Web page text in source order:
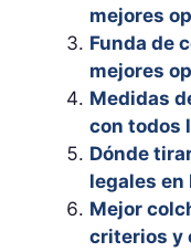
mejores
Funda de
mejores
Medidas
con todos
Dónde
legales en
Mejor
criterios y